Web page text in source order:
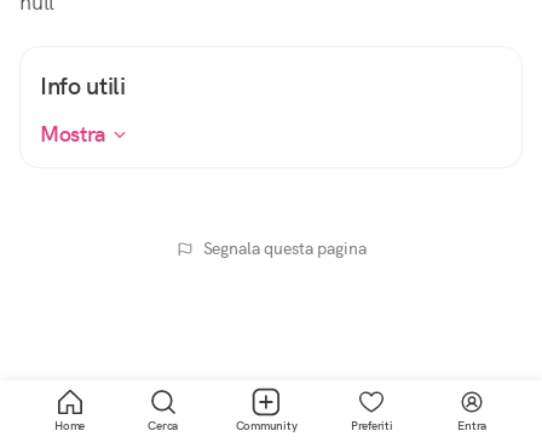
Info utili
Mostra
Segnala questa pagina
Home Cerca Community Preferiti Entra